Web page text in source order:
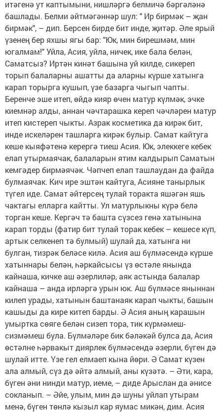
итәгенә ут каптымыни, нишләргә белмичә бәргәләнә
башлады. Белми әйтмәгәннәр шул: " Ир бирмәк – җан
бирмәк", – дип. Берсен бирде бит инде, җитәр. Әле ярый
үзенең бер яхшы ягы бар: "Юк, мин бирешмәм, мин
югалмам!" Уйла, Асия, уйла, ничек, ике бала белән,
Саматсыз? Иртән кинәт башына уй килде, сикереп
торып балаларны ашатты да аларны күрше хатынга
карап торырга кушып, үзе базарга чыгып чапты.
Беренче эше итеп, өйдә кияр өчен матур күлмәк, эчке
киемнәр алды, аннан чәчтарашка кереп чәчләрен матур
итеп кистереп чыкты. Азрак косметика да кирәк бит,
инде искеләрен ташларга кирәк булыр. Самат кайтуга
кеше кыяфәтенә керергә тиеш Асия. Юк, элеккеге кебек
елап утырмаячак, балаларын ятим калдырып Саматын
кемгәдер бирмәячәк. Чәпчеп елап ташлаудан да файда
булмаячак. Кич ире эштән кайтуга, Асияне танырлык
түгел иде. Самат әйтерсең тулай торакта яшәгән яшь
чактагы елларга кайтты. Ул матурлыкны күрә белә
торган кеше. Кергәч тә башта сүзсез генә хатынына
карап торды (фатир бит тулай торак кебек – кешесе күп,
артык селкенеп тә булмый) шулай да, хатынга ни
булган, тизрәк беләсе килә. Асия аш бүлмәсендә күрше
хатыннары белән, һәркайсысы үз өстәле янында
кайнаша, кичке аш әзерлиләр, аяк астында балалар
кайнаша – анда ирләргә урын юк. Аш бүлмәсе яныннан
килеп урады, хатынын баштанаяк карап чыкты, башын
кашыды да кире китеп барды. Ә Асия аның карашын
умыртка сөяге белән сизеп тора, тик күрмәмеш-
сизмәмеш була. Бүлмәләре бик бәләкәй булса да, Асия
өстәлне һәрвакыт диярлек бүлмәсендә әзерли, бүген дә
шулай итте. Үзе гел елмаеп кына йөри. Ә Самат күзен
ала алмый, сүз дә әйтә алмый, аны күзәтә. – Әти, кара,
бүген әни нинди матур, иеме, – диде Арыслан да әнисе
сокланып. – Әйе, улым, мин дә шуны уйлап утырам
менә, бүген төнлә кызыл кар яумас микән, дим. Асия